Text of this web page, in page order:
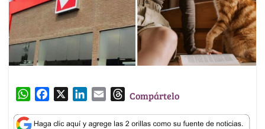
W
a
c
n
a
T
r
Compártelo